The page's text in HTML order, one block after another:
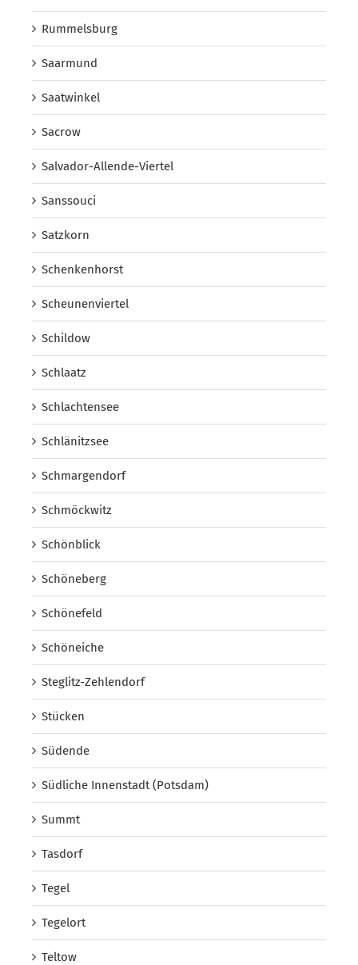
Rummelsburg
Saarmund
Saatwinkel
Sacrow
Salvador-Allende-Viertel
Sanssouci
Satzkorn
Schenkenhorst
Scheunenviertel
Schildow
Schlaatz
Schlachtensee
Schlänitzsee
Schmargendorf
Schmöckwitz
Schönblick
Schöneberg
Schönefeld
Schöneiche
Steglitz-Zehlendorf
Stücken
Südende
Südliche Innenstadt (Potsdam)
Summt
Tasdorf
Tegel
Tegelort
Teltow